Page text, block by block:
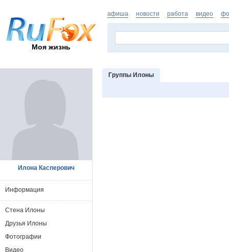
Моя жизнь
афиша новости работа видео
Группы Илоны
Илона Касперович
Информация
Стена Илоны
Друзья Илоны
Фотографии
Видео